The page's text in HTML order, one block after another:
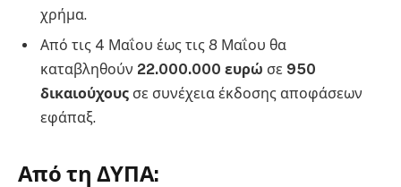
χρήμα.
Από τις 4 Μαΐου έως τις 8 Μαΐου θα
καταβληθούν 22.000.000 ευρώ σε 950
δικαιούχους σε συνέχεια έκδοσης αποφάσεων
εφάπαξ.
Από τη ΔΥΠΑ: